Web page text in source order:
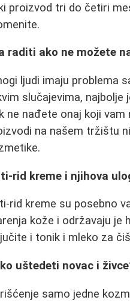
proizvod tri do četiri
raditi ako ne možete
ljudi imaju problema
slučajevima,
ne nađete onaj koji
na našem tržištu
rid kreme i njihova
rid kreme su posebno
kože i održavaju je
i tonik i mleko za
uštedeti novac i
samo jedne